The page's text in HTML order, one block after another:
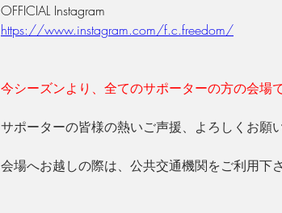
OFFICIAL Instagram
https://www.instagram.com/f.c.freedom/
今シーズンより、全てのサポーターの方の会場
サポーターの皆様の熱いご声援、よろしくお願
会場へお越しの際は、公共交通機関をご利用下さ